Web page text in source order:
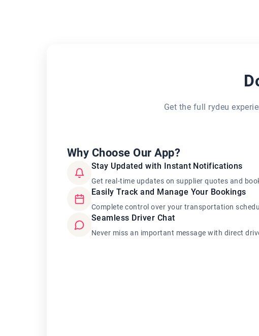
Get the full rydeu
Why Choose Our App?
Stay Updated with Instant Notifications
Get real-time updates on supplier quotes and
Easily Track and Manage Your Bookings
Complete control over your transportation
Seamless Driver Chat
Never miss an important message with direct